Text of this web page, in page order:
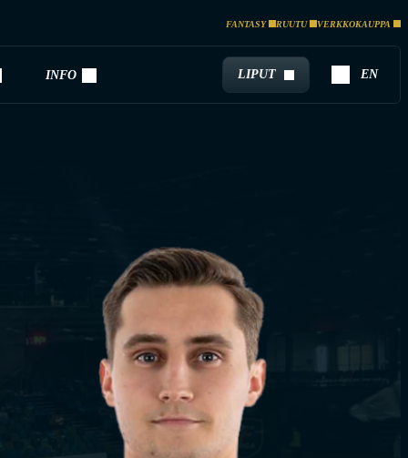
FANTASY RUUTU VERKKOKAUPPA
INFO LIPUT EN